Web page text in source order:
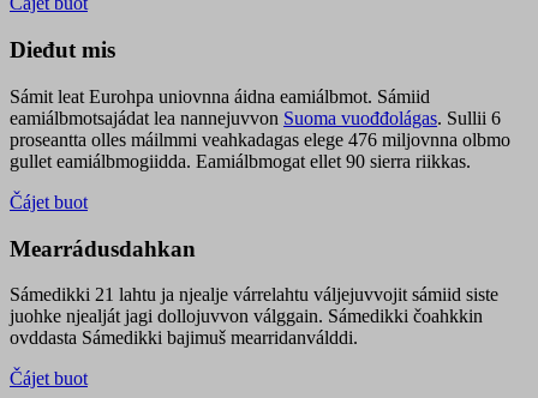
Dieđut mis
Sámit leat Eurohpa uniovnna áidna eamiálbmot. Sámiid
eamiálbmotsajádat lea nannejuvvon Suoma vuođđolágas. Sullii 6
proseantta olles máilmmi veahkadagas elege 476 miljovnna olbmo
gullet eamiálbmogiidda. Eamiálbmogat ellet 90 sierra riikkas.
Čájet buot
Mearrádusdahkan
Sámedikki 21 lahtu ja njealje várrelahtu váljejuvvojit sámiid siste
juohke njealját jagi dollojuvvon válggain. Sámedikki čoahkkin
ovddasta Sámedikki bajimuš mearridanválddi.
Čájet buot